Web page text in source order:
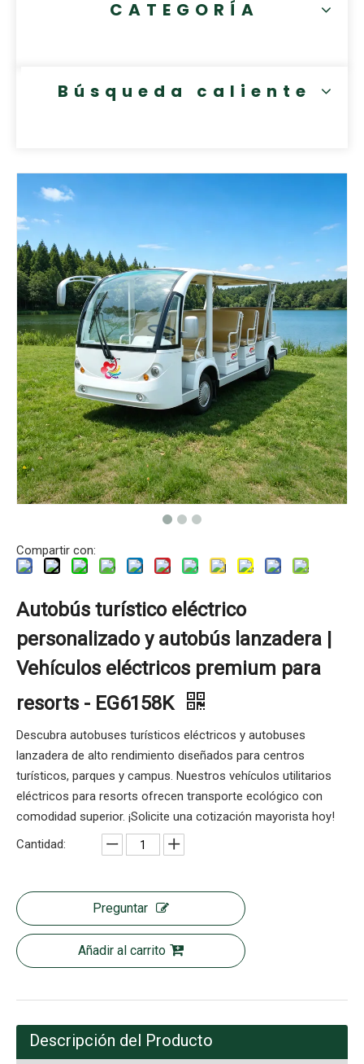
CATEGORÍA
Búsqueda caliente
Compartir con:
Autobús turístico eléctrico
personalizado y autobús lanzadera |
Vehículos eléctricos premium para
resorts - EG6158K
Descubra autobuses turísticos eléctricos y autobuses
lanzadera de alto rendimiento diseñados para centros
turísticos, parques y campus. Nuestros vehículos utilitarios
eléctricos para resorts ofrecen transporte ecológico con
comodidad superior. ¡Solicite una cotización mayorista hoy!
Cantidad:
Preguntar
Añadir al carrito
Descripción del Producto